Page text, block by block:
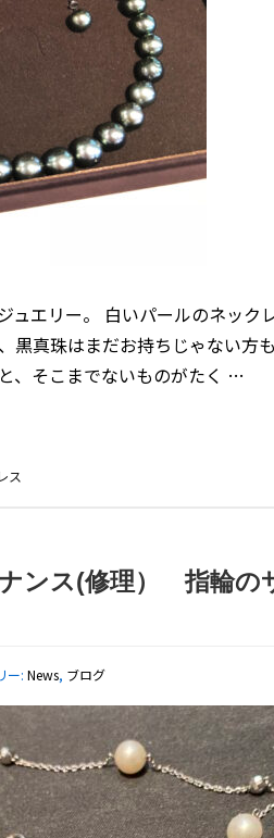
ュエリー。 白いパールのネック
黒真珠はまだお持ちじゃない方
、そこまでないものがたく …
ス
ンス(修理） 指輪
ー: News, ブログ